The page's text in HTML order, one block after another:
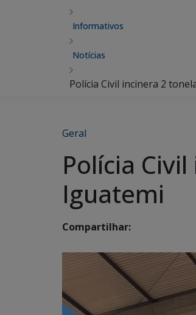
Informativos
Notícias
Polícia Civil incinera 2
Geral
Polícia
Iguatemi
Compartilhar: